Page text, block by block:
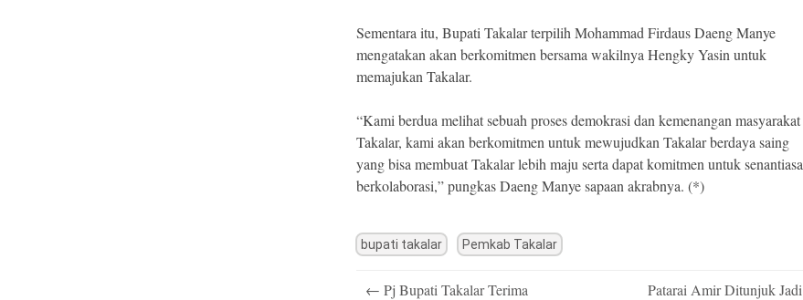
Sementara itu, Bupati Takalar terpilih Mohammad Firdaus Daeng Manye
mengatakan akan berkomitmen bersama wakilnya Hengky Yasin untuk
memajukan Takalar.
“Kami berdua melihat sebuah proses demokrasi dan kemenangan masyarakat
Takalar, kami akan berkomitmen untuk mewujudkan Takalar berdaya saing
yang bisa membuat Takalar lebih maju serta dapat komitmen untuk senantiasa
berkolaborasi,” pungkas Daeng Manye sapaan akrabnya. (*)
bupati takalar Pemkab Takalar
← Pj Bupati Takalar Terima
Patarai Amir Ditunjuk Jadi